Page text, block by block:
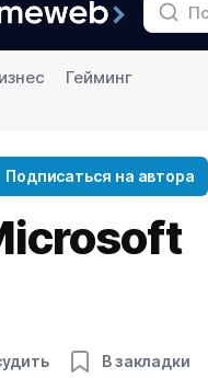
Гейминг
Подписаться на автора
В закладки